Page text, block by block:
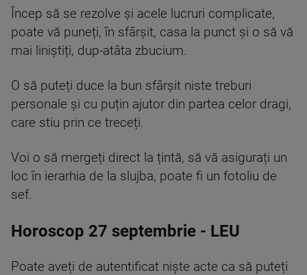
Încep să se rezolve și acele lucruri complicate,
poate vă puneți, în sfârșit, casa la punct și o să vă
mai liniștiți, dup-atâta zbucium.
O să puteți duce la bun sfârșit niste treburi
personale și cu puțin ajutor din partea celor dragi,
care stiu prin ce treceți.
Voi o să mergeți direct la țintă, să vă asigurați un
loc în ierarhia de la slujba, poate fi un fotoliu de
sef.
Horoscop 27 septembrie - LEU
Poate aveți de autentificat niște acte ca să puteți